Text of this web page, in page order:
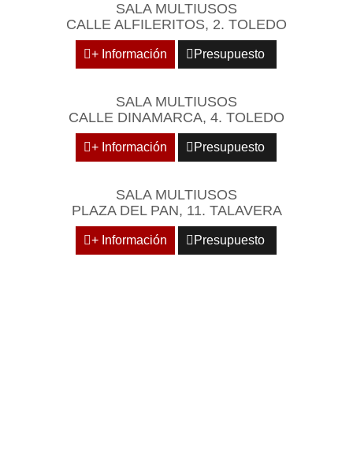
SALA MULTIUSOS
CALLE ALFILERITOS, 2. TOLEDO
+ Información Presupuesto
SALA MULTIUSOS
CALLE DINAMARCA, 4. TOLEDO
+ Información Presupuesto
SALA MULTIUSOS
PLAZA DEL PAN, 11. TALAVERA
+ Información Presupuesto